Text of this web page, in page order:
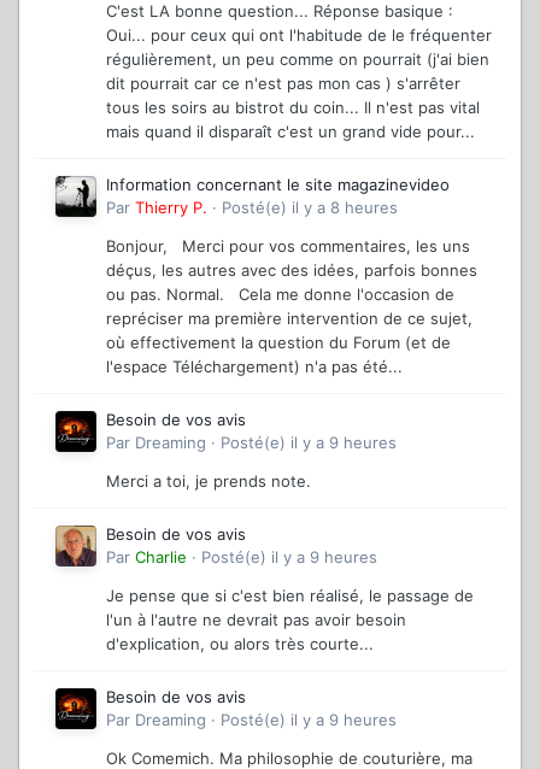
C'est LA bonne question... Réponse basique :
Oui... pour ceux qui ont l'habitude de le fréquenter
régulièrement, un peu comme on pourrait (j'ai bien
dit pourrait car ce n'est pas mon cas ) s'arrêter
tous les soirs au bistrot du coin... Il n'est pas vital
mais quand il disparaît c'est un grand vide pour...
Information concernant le site magazinevideo
Par Thierry P. · Posté(e) il y a 8 heures
Bonjour, Merci pour vos commentaires, les uns
déçus, les autres avec des idées, parfois bonnes
ou pas. Normal. Cela me donne l'occasion de
repréciser ma première intervention de ce sujet,
où effectivement la question du Forum (et de
l'espace Téléchargement) n'a pas été...
Besoin de vos avis
Par Dreaming · Posté(e) il y a 9 heures
Merci a toi, je prends note.
Besoin de vos avis
Par Charlie · Posté(e) il y a 9 heures
Je pense que si c'est bien réalisé, le passage de
l'un à l'autre ne devrait pas avoir besoin
d'explication, ou alors très courte...
Besoin de vos avis
Par Dreaming · Posté(e) il y a 9 heures
Ok Comemich. Ma philosophie de couturière, ma